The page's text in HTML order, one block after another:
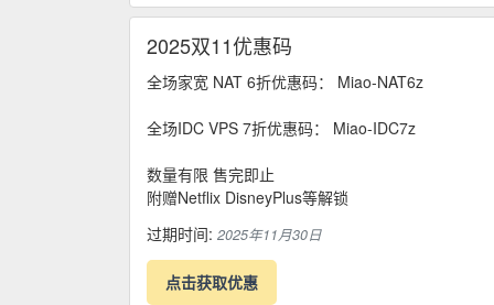
2025双11优惠码
全场家宽 NAT 6折优惠码： Miao-NAT6z
全场IDC VPS 7折优惠码： Miao-IDC7z
数量有限 售完即止
附赠Netflix DisneyPlus等解锁
过期时间: 2025年11月30日
点击获取优惠